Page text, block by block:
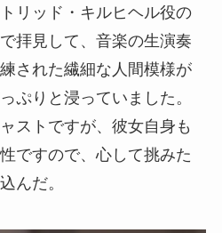
リッド・キルヒヘル役の
拝見して、音楽の生演奏
された繊細な人間模様が
ぷりと浸っていました。
ストですが、彼女自身も
ですので、心して挑みた
んだ。